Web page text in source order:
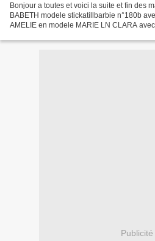
Bonjour a toutes et voici la suite et fin des
BABETH modele stickatillbarbie n°180b
AMELIE en modele MARIE LN CLARA
Publicité